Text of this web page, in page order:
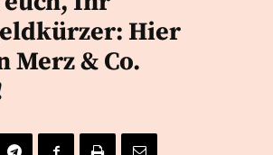
Hier
Merz & Co.